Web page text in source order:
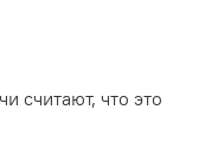
считают, что это